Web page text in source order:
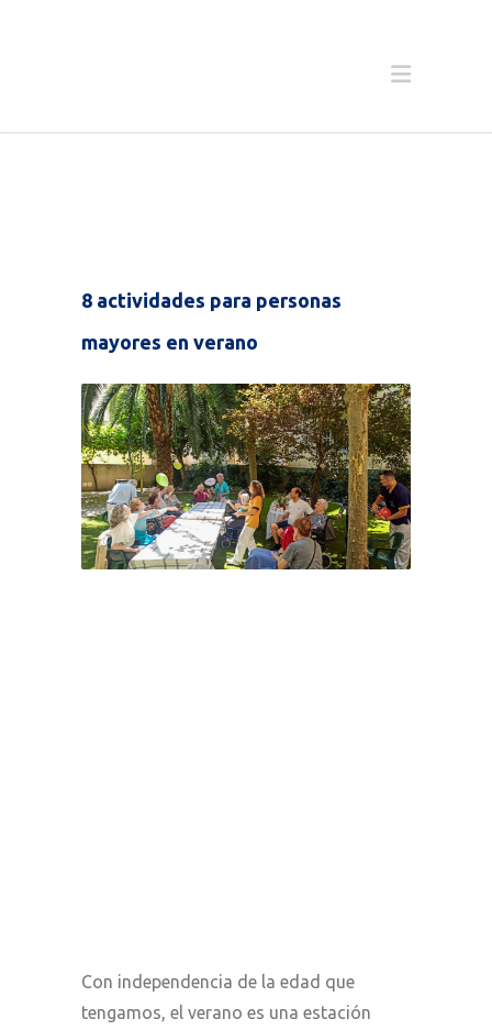
8 actividades para personas
mayores en verano
Con independencia de la edad que
tengamos, el verano es una estación